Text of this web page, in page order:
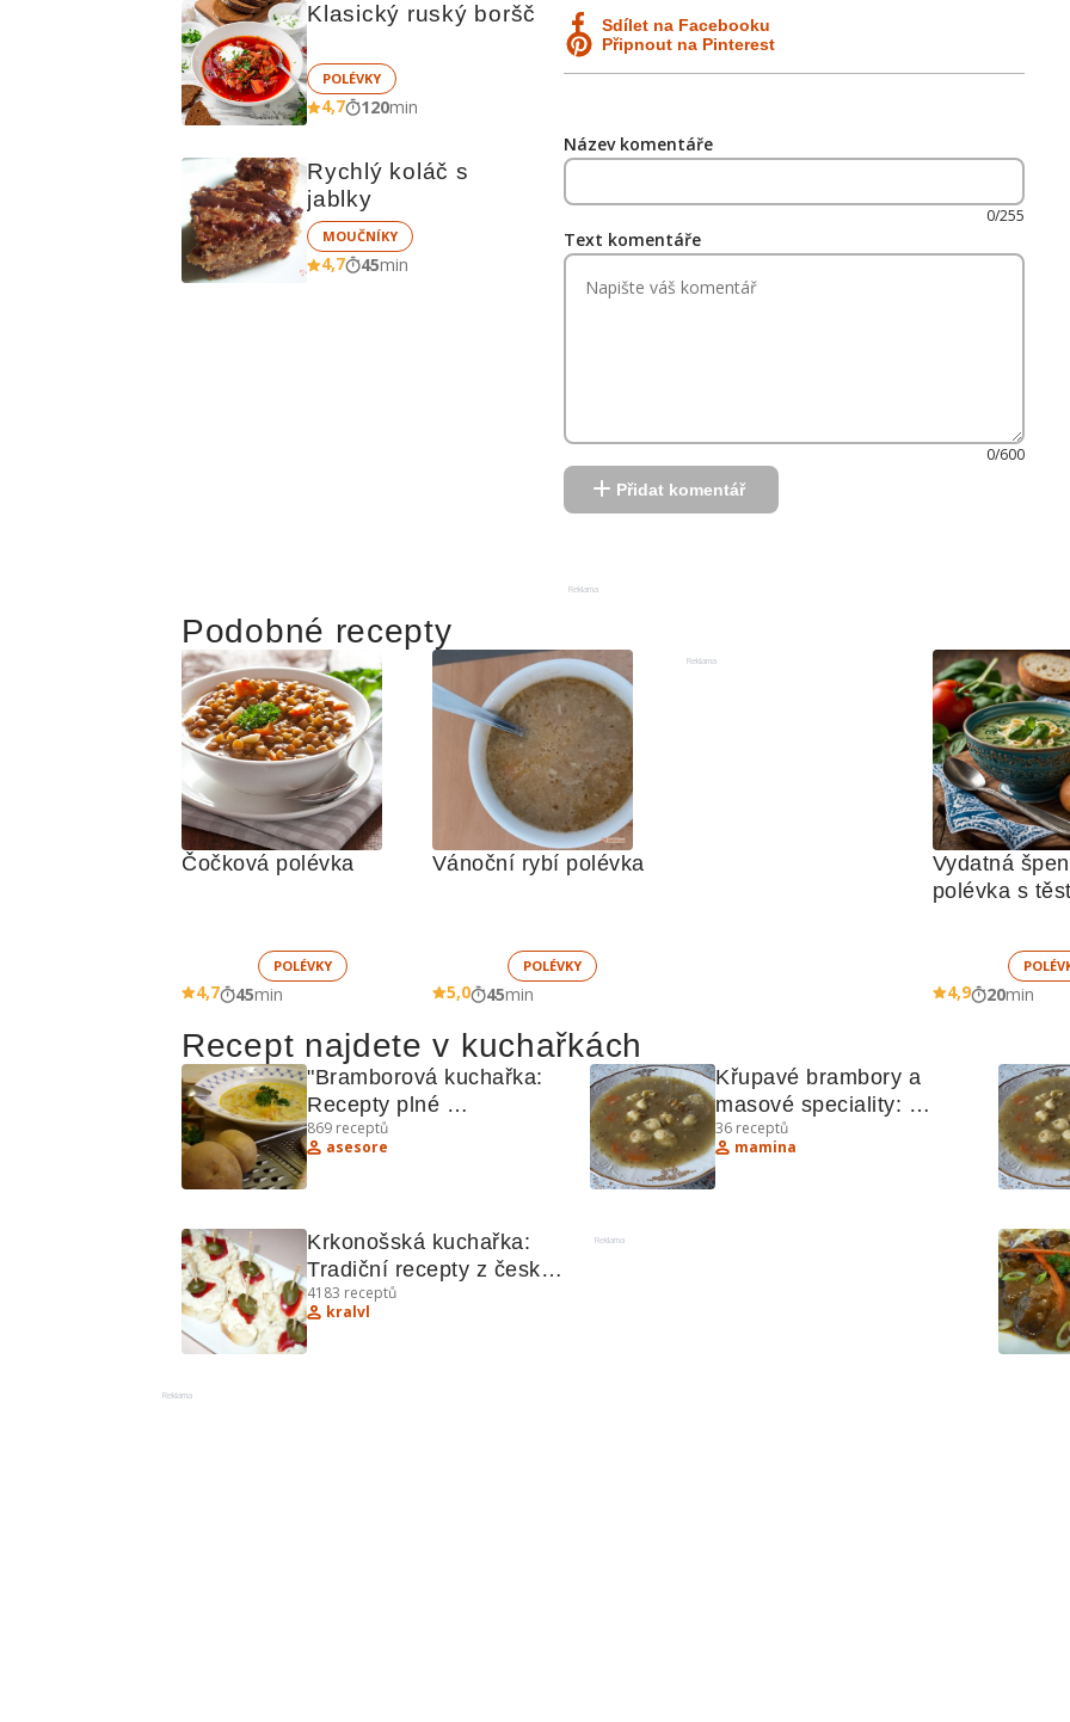
Klasický ruský boršč
POLÉVKY
4,7 120min
Rychlý koláč s
jablky
MOUČNÍKY
4,7 45min
Sdílet na Facebooku
Připnout na Pinterest
Název komentáře
0/255
Text komentáře
0/600
Přidat komentář
Reklama
Podobné recepty
Čočková polévka
POLÉVKY
4,7 45min
Vánoční rybí polévka
POLÉVKY
5,0 45min
Reklama
Vydatná
4,9 20min
Recept najdete v kuchařkách
"Bramborová kuchařka:
Recepty plné
bramborových lahůdek"
869 receptů
asesore
Křupavé brambory a
masové speciality:
Recepty plné chuti
36 receptů
mamina
Krkonošská kuchařka:
Tradiční recepty z české
kuchyně
4183 receptů
kralvl
Reklama
Reklama